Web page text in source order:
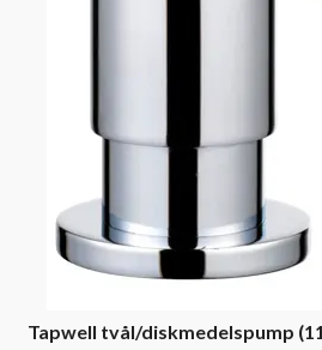
Tapwell tvål/diskmedelspump